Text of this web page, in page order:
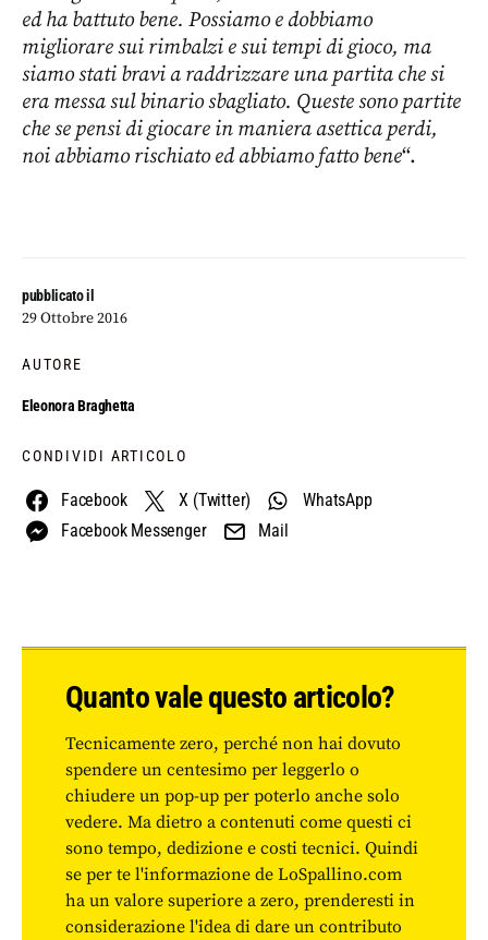
pubblicato il
29 Ottobre 2016
AUTORE
Eleonora Braghetta
CONDIVIDI ARTICOLO
Facebook X (Twitter)
WhatsApp
Facebook Messenger
Mail
ed ha battuto bene. Possiamo e dobbiamo
migliorare sui rimbalzi e sui tempi di gioco, ma
siamo stati bravi a raddrizzare una partita che si
era messa sul binario sbagliato. Queste sono partite
che se pensi di giocare in maniera asettica perdi,
noi abbiamo rischiato ed abbiamo fatto bene“.
Quanto vale questo articolo?
Tecnicamente zero, perché non hai dovuto
spendere un centesimo per leggerlo o
chiudere un pop-up per poterlo anche solo
vedere. Ma dietro a contenuti come questi ci
sono tempo, dedizione e costi tecnici. Quindi
se per te l'informazione de LoSpallino.com
ha un valore superiore a zero, prenderesti in
considerazione l'idea di dare un contributo